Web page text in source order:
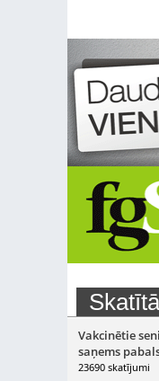
Vakcinētie
saņems
23690 skatījumi